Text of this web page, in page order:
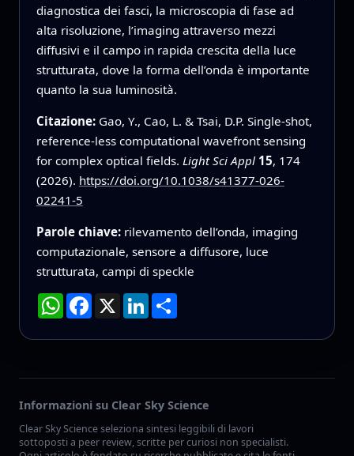
diagnostica dei fasci, la microscopia di fase ad
alta risoluzione, l’imaging attraverso mezzi
diffusivi e il campo in rapida crescita della luce
strutturata, dove la forma dell’onda è importante
quanto la sua luminosità.
Citazione: Gao, Y., Cao, L. & Tsai, D.P. Single-shot,
reference-less computational wavefront sensing
for complex optical fields. Light Sci Appl 15, 174
(2026). https://doi.org/10.1038/s41377-026-
02241-5
Parole chiave: rilevamento dell’onda, imaging
computazionale, sensore a diffusore, luce
strutturata, campi di speckle
WhatsApp
Facebook
X LinkedInCondividi
Informazioni su Clear Sky Science
Clear Sky Science seleziona sintesi leggibili di lavori
sottoposti a peer review, scritte per curiosi non specialisti.